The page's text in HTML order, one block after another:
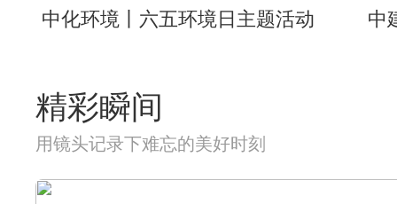
中化环境丨六五环境日主题活动 中
精彩瞬间
用镜头记录下难忘的美好时刻